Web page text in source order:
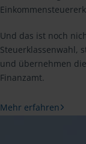
Und das ist noch
Steuerklassenwahl,
und übernehmen
Finanzamt.
Mehr erfahren